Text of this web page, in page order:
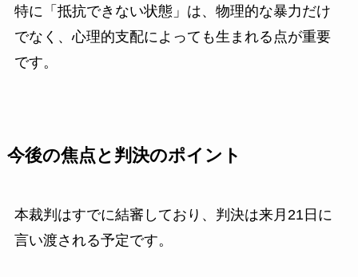
特に「抵抗できない状態」は、物理的な暴力だけ
でなく、心理的支配によっても生まれる点が重要
です。
今後の焦点と判決のポイント
本裁判はすでに結審しており、判決は来月21日に
言い渡される予定です。